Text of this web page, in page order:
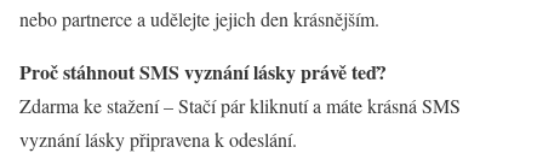
nebo partnerce a udělejte jejich den krásnějším.
Proč stáhnout SMS vyznání lásky právě teď?
Zdarma ke stažení – Stačí pár kliknutí a máte krásná SMS
vyznání lásky připravena k odeslání.